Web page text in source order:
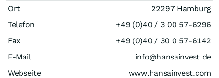
Ort
22297 Hamburg
Telefon
+49 (0)40 / 3 00 57-6296
Fax
+49 (0)40 / 30 0 57-6142
E-Mail
info@hansainvest.de
Webseite
www.hansainvest.com